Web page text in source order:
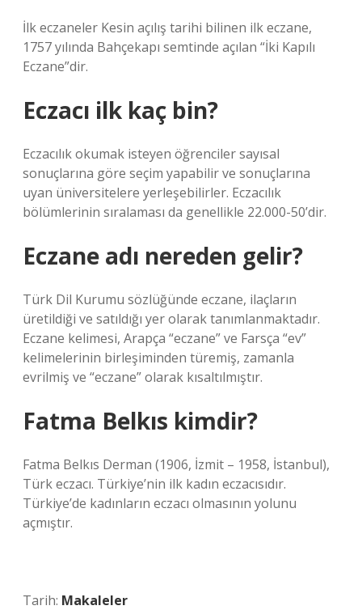
İlk eczaneler Kesin açılış tarihi bilinen ilk eczane,
1757 yılında Bahçekapı semtinde açılan “İki Kapılı
Eczane”dir.
Eczacı ilk kaç bin?
Eczacılık okumak isteyen öğrenciler sayısal
sonuçlarına göre seçim yapabilir ve sonuçlarına
uyan üniversitelere yerleşebilirler. Eczacılık
bölümlerinin sıralaması da genellikle 22.000-50’dir.
Eczane adı nereden gelir?
Türk Dil Kurumu sözlüğünde eczane, ilaçların
üretildiği ve satıldığı yer olarak tanımlanmaktadır.
Eczane kelimesi, Arapça “eczane” ve Farsça “ev”
kelimelerinin birleşiminden türemiş, zamanla
evrilmiş ve “eczane” olarak kısaltılmıştır.
Fatma Belkıs kimdir?
Fatma Belkıs Derman (1906, İzmit – 1958, İstanbul),
Türk eczacı. Türkiye’nin ilk kadın eczacısıdır.
Türkiye’de kadınların eczacı olmasının yolunu
açmıştır.
Tarih: Makaleler